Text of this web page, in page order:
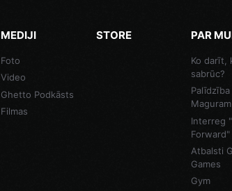
MEDIJI
Foto
Video
Ghetto Podkāsts
Filmas
STORE PAR
Ko darīt,
sabrūc?
Maguram
Interreg
Forward"
Atbalsti
Games
Gym